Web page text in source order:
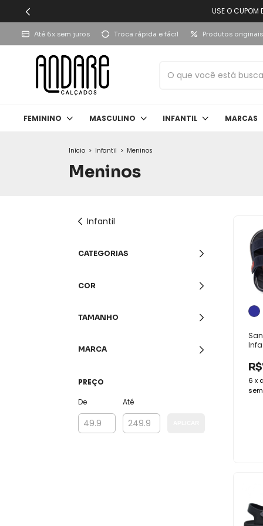
USE O CUPOM
Até 6x sem juros Troca rápida e fácil Produtos originais
FEMININO MASCULINO INFANTIL MARCAS
Início > Infantil > Meninos
Meninos
Infantil
CATEGORIAS
COR
TAMANHO
MARCA
PREÇO
De
Até
6 x